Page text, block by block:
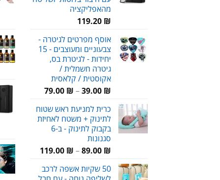
מהאפליקציה
119.20 ₪
אוסף מפרטים לגיטרה -
צבעוניים ומעוצבים - 15
יחידות - לגיטרת בס,
גיטרה חשמלית /
אקוסטית / קלאסית
39.00 ₪
–
79.00 ₪
טווח
עד
כרית למניעת ראש שטוח
לתינוק + משטח לאחיזת
בקבוק לתינוק - ב-6
סגנונות
89.00 ₪
–
119.00 ₪
50 שקיות אשפה לרכב